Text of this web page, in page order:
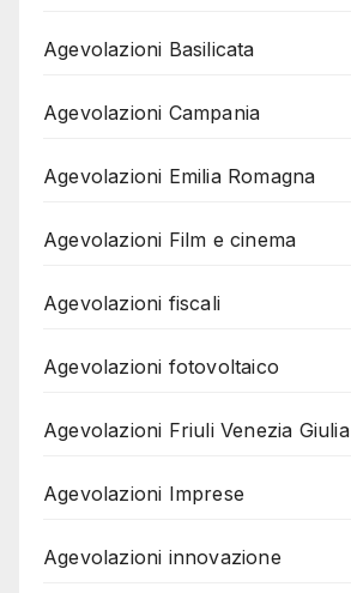
Agevolazioni Basilicata
Agevolazioni Campania
Agevolazioni Emilia Romagna
Agevolazioni Film e cinema
Agevolazioni fiscali
Agevolazioni fotovoltaico
Agevolazioni Friuli Venezia Giulia
Agevolazioni Imprese
Agevolazioni innovazione